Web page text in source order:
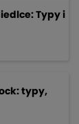
Typy i
typy,